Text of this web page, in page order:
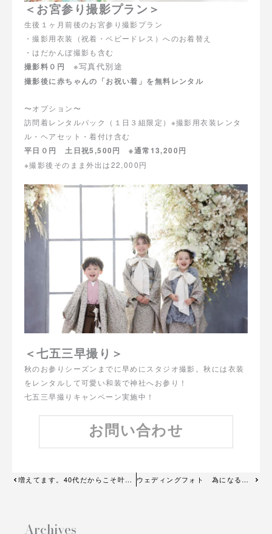
＜お宮参り撮影プラン＞
生後１ヶ月前後のお宮参り撮影プラン
・撮影用衣装（祝着・ベビードレス）へのお着替え
・はだかんぼ撮影も含む
撮影料０円
※写真代別途
撮影後に赤ちゃんの「お祝い着」を無料レンタル
〜オプション〜
訪問着レンタルパック（１日３組限定）※撮影用衣装レンタ
ル・ヘアセット・着付け含む
平日０円 土日祝5,500円 ※通常13,200円
※撮影後そのまま外出は22,000円
＜七五三早撮り＞
秋のお参りシーズンまでに早めにスタジオ撮影。秋には衣装
をレンタルして可愛い和装で神社へお参り！
七五三早撮りキャンペーン実施中！
お問い合わせ
Prev 増えてます。40代だからこそ叶う大人ウェディング ウェディングフォト 為になる失敗談。最高の思い出を残すためのポイントを解説！ Next
Archives